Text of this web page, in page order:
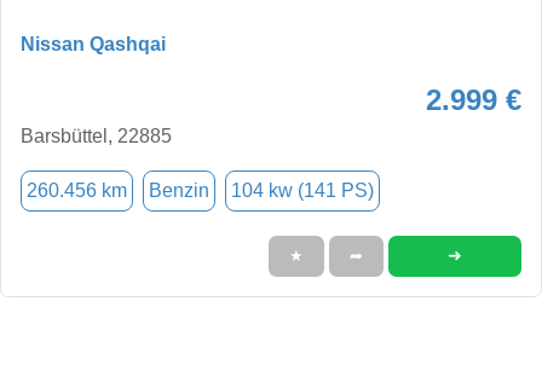
Nissan Qashqai
2.999 €
Barsbüttel, 22885
260.456 km Benzin 104 kw (141 PS)
★ ➦ ➜